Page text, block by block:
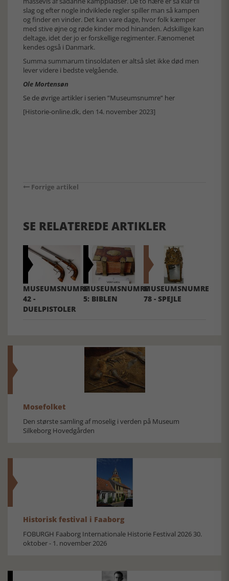
slag og efter nogle indviklede regler spiller man så kampen
og finder en vinder. Det kan vare dage, hvor folk kæmper
med stive øjne og røde kinder mod hinanden. Adskillige kan
deltage, idet der jo er forskellige regimenter. Fænomenet
kendes også i Danmark.
Summa summarum tinsoldaten er altså slet ikke død men
lever videre i bedste velgående.
Ole Mortensøn
Se de øvrige artikler i serien ”Museumsnumre” her
[Historie-online.dk, den 14. november 2023]
Forrige artikel
SE RELATEREDE ARTIKLER
MUSEUMSNUMRE
42 -
DUELPISTOLER
MUSEUMSNUMRE
5: BIBLEN
MUSEUMSNUMRE
78 - SPEJLE
Mosefolket
Den største samling af moselig i verden på Museum
Silkeborg Hovedgården
Historisk festival i Faaborg
FOBURGH Faaborg Internationale Historie Festival 2026 30.
oktober - 1. november 2026